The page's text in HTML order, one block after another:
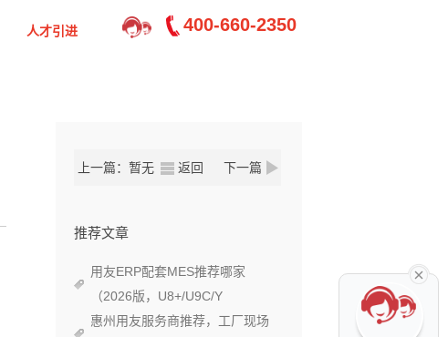
人才引进 400-660-2350
上一篇：暂无 返回 下一篇
推荐文章
用友ERP配套MES推荐哪家
（2026版，U8+/U9C/Y
惠州用友服务商推荐，工厂现场